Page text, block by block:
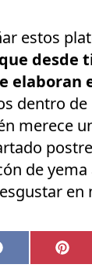
estos
desde
elaboran
dentro
merece
de yema
Compartir
en
Facebook
en